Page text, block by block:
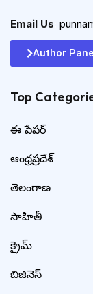
Email Us
Author
Top
ఈ పేపర్
ఆంధ్రప్రదేశ్
తెలంగాణ
సాహితీ
క్రైమ్
బిజినెస్